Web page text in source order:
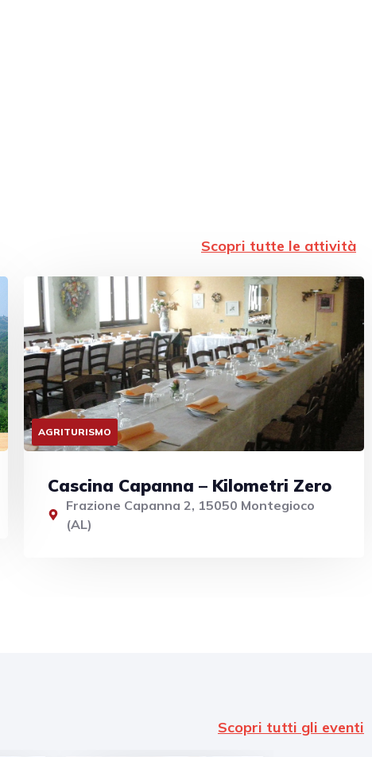
Scopri tutte le attività
AGRITURISMO
Cascina Capanna – Kilometri Zero
Frazione Capanna 2, 15050 Montegioco
(AL)
Scopri tutti gli eventi